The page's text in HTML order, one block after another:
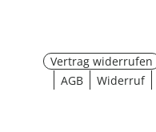
Vertrag widerrufen
AGB
Widerruf